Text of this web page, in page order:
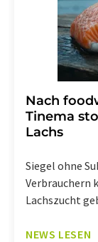
Nach
Tinema
Lachs
Siegel ohne
Verbrauchern
Lachszucht
NEWS LESEN